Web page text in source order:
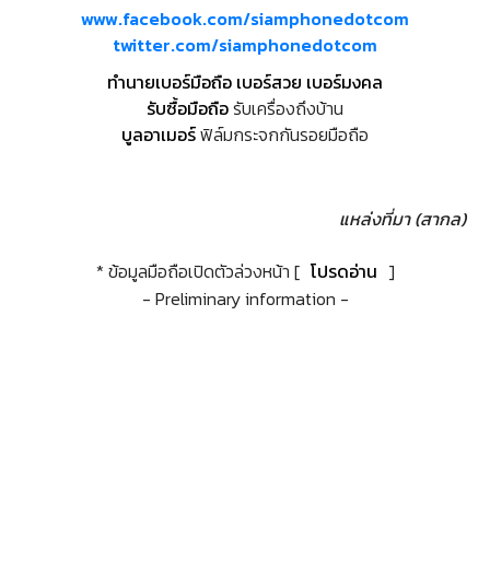
www.facebook.com/siamphonedotcom
twitter.com/siamphonedotcom
ทำนายเบอร์มือถือ เบอร์สวย เบอร์มงคล
รับซื้อมือถือรับเครื่องถึงบ้าน
บูลอาเมอร์ฟิล์มกระจกกันรอยมือถือ
แหล่งที่มา (สากล)
* ข้อมูลมือถือเปิดตัวล่วงหน้า [ โปรดอ่าน ]
- Preliminary information -